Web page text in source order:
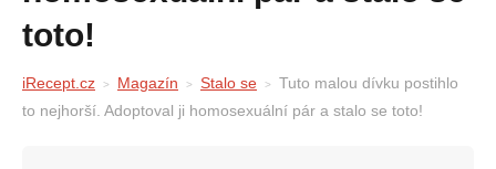
toto!
iRecept.cz Magazín Stalo se
Tuto malou dívku postihlo
to nejhorší. Adoptoval ji homosexuální pár a stalo se toto!